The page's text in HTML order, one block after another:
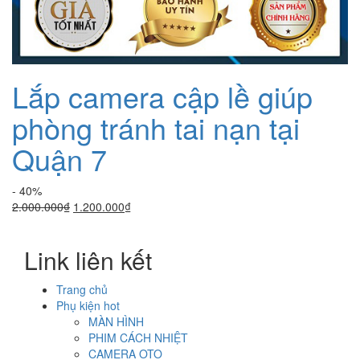
Lắp camera cập lề giúp
phòng tránh tai nạn tại
Quận 7
- 40%
2.000.000₫ Giá
2.000.000₫.
1.200.000₫Giá
là:
1.200.000₫.
Link liên kết
Trang chủ
Phụ kiện hot
MÀN HÌNH
PHIM CÁCH NHIỆT
CAMERA OTO